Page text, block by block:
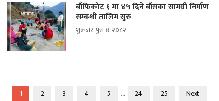
बाँफिकोट १ मा ४५ दिने बाँसका सामग्री निर्माण
सम्बन्धी तालिम सुरु
शुक्रबार, पुस ४, २०८२
1 2 3 4 5 ... 24 25
Next